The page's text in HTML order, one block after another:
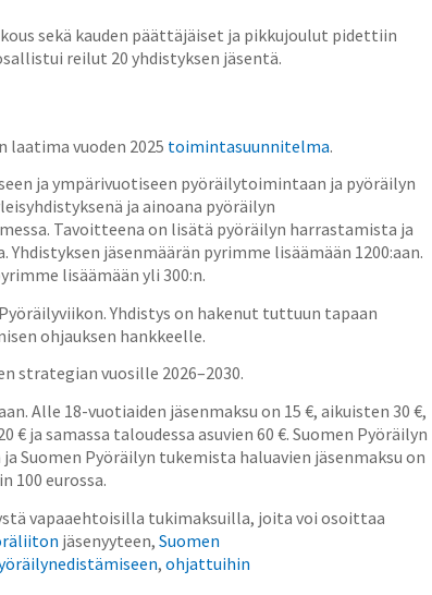
sekä kauden päättäjäiset ja pikkujoulut pidettiin
reilut 20 yhdistyksen jäsentä.
vuoden 2025 toimintasuunnitelma.
ja ympärivuotiseen pyöräilytoimintaan ja pyöräilyn
ja ainoana pyöräilyn
Tavoitteena on lisätä pyöräilyn harrastamista ja
jäsenmäärän pyrimme lisäämään 1200:aan.
lisäämään yli 300:n.
Yhdistys on hakenut tuttuun tapaan
ohjauksen hankkeelle.
strategian vuosille 2026–2030.
Alle 18-vuotiaiden jäsenmaksu on 15 €, aikuisten 30 €,
ja samassa taloudessa asuvien 60 €. Suomen Pyöräilyn
Suomen Pyöräilyn tukemista haluavien jäsenmaksu on
100 eurossa.
vapaaehtoisilla tukimaksuilla, joita voi osoittaa
jäsenyyteen, Suomen
, ohjattuihin